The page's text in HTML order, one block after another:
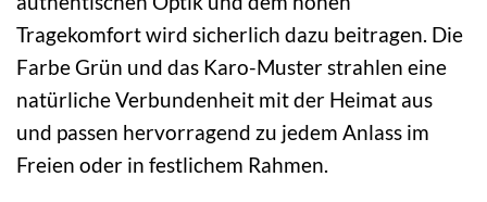
Tragekomfort wird sicherlich dazu beitragen. Die
Farbe Grün und das Karo-Muster strahlen eine
natürliche Verbundenheit mit der Heimat aus
und passen hervorragend zu jedem Anlass im
Freien oder in festlichem Rahmen.